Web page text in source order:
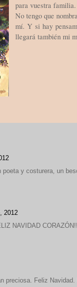
para vuestra familia.
No tengo que
mí. Y si hay
llegará también mi
poeta y costurera, un
2012
NAVIDAD
preciosa. Feliz Navidad.